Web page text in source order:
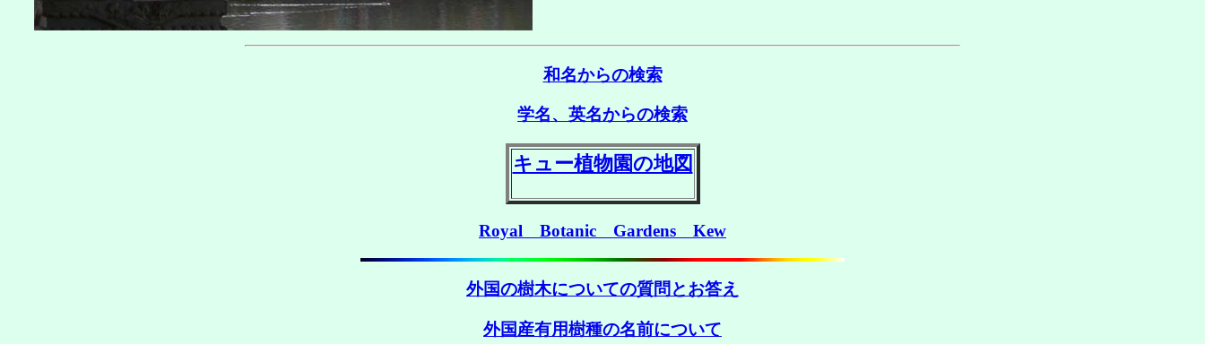
和名からの検索
学名、英名からの検索
キュー植物園の地図
Royal Botanic Gardens Kew
外国の樹木についての質問とお答え
外国産有用樹種の名前について